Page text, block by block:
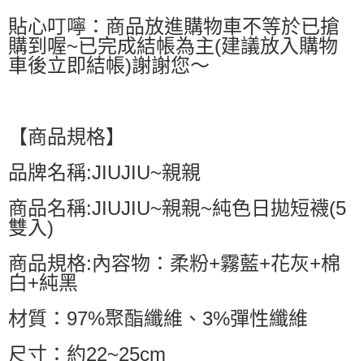
貼心叮嚀：商品放進購物車不等於已搶
購到喔~已完成結帳為主(建議放入購物
車後立即結帳)謝謝您～
【商品規格】
品牌名稱:JIUJIU~親親
商品名稱:JIUJIU~親親~純色日拋短襪(5
雙入)
商品規格:內容物：柔粉+霧藍+花灰+棉
白+純黑
材質：97%聚酯纖維、3%彈性纖維
尺寸：約22~25cm